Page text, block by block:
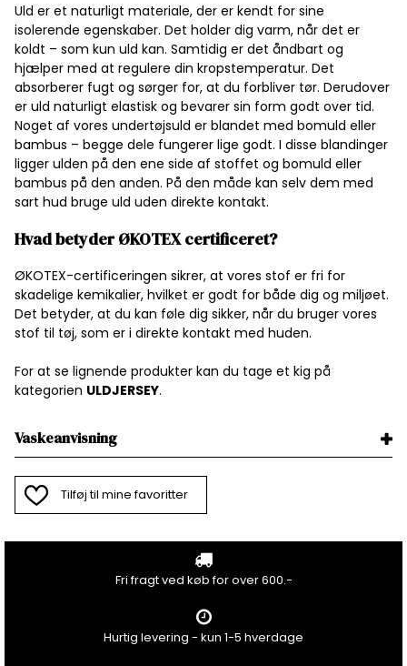
Uld er et naturligt materiale, der er kendt for sine
isolerende egenskaber. Det holder dig varm, når det er
koldt – som kun uld kan. Samtidig er det åndbart og
hjælper med at regulere din kropstemperatur. Det
absorberer fugt og sørger for, at du forbliver tør. Derudover
er uld naturligt elastisk og bevarer sin form godt over tid.
Noget af vores undertøjsuld er blandet med bomuld eller
bambus – begge dele fungerer lige godt. I disse blandinger
ligger ulden på den ene side af stoffet og bomuld eller
bambus på den anden. På den måde kan selv dem med
sart hud bruge uld uden direkte kontakt.
Hvad betyder ØKOTEX certificeret?
ØKOTEX-certificeringen sikrer, at vores stof er fri for
skadelige kemikalier, hvilket er godt for både dig og miljøet.
Det betyder, at du kan føle dig sikker, når du bruger vores
stof til tøj, som er i direkte kontakt med huden.
For at se lignende produkter kan du tage et kig på
kategorien ULDJERSEY.
Vaskeanvisning
Tilføj til mine favoritter
Fri fragt ved køb for over 600.-
Hurtig levering - kun 1-5 hverdage